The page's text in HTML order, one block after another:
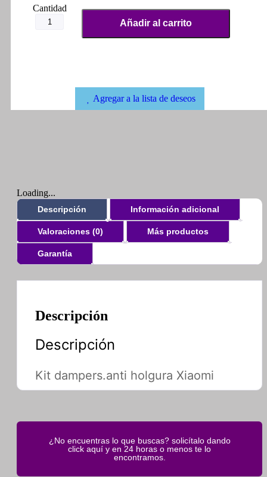
Añadir al carrito
Agregar a la lista de deseos
Loading...
Descripción Información adicional
Valoraciones (0) Más productos
Garantía
Descripción
Descripción
Kit dampers.anti holgura Xiaomi
¿No encuentras lo que buscas? solicítalo dando
click aquí y en 24 horas o menos te lo
encontramos.